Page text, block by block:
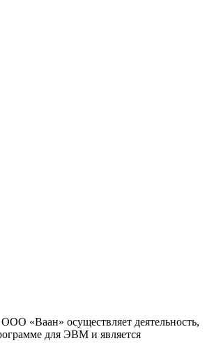
«Ваан» осуществляет деятельность,
для ЭВМ и является